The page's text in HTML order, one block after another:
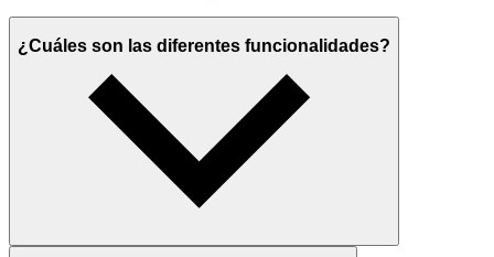
¿Cuáles son las diferentes funcionalidades?